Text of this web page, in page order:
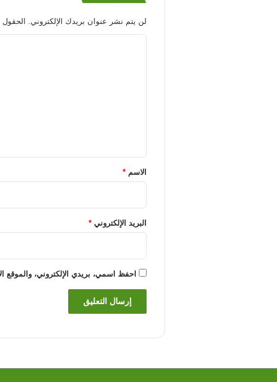
لن يتم نشر عنوان بريدك الإلكتروني. الحقول
*الاسم *
البريد الإلكتروني *
احفظ اسمي، بريدي الإلكتروني، والموقع